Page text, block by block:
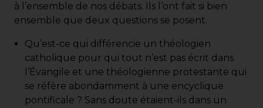
à l’ensemble de nos débats. Ils l’ont fait si bien
ensemble que deux questions se posent.
Qu’est-ce qui différencie un théologien
catholique pour qui tout n’est pas écrit dans
l’Évangile et une théologienne protestante qui
se réfère abondamment à une encyclique
pontificale ? Sans doute étaient-ils dans un